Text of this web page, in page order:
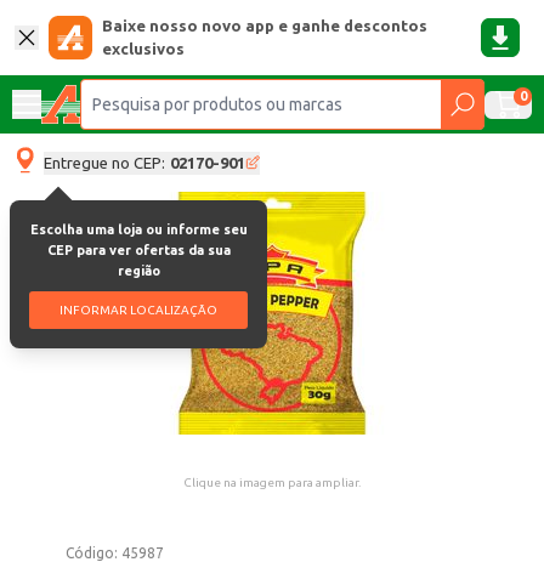
Baixe nosso novo app e ganhe descontos
exclusivos
0
Entregue no CEP: 02170-901
Escolha uma loja ou informe seu
CEP para ver ofertas da sua
região
INFORMAR LOCALIZAÇÃO
Clique na imagem para ampliar.
Código: 45987